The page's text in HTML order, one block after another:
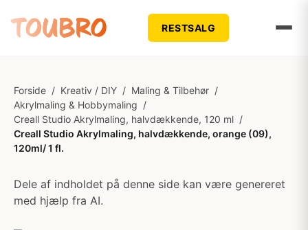
RESTSALG
Forside / Kreativ / DIY / Maling & Tilbehør /
Akrylmaling & Hobbymaling /
Creall Studio Akrylmaling, halvdækkende, 120 ml /
Creall Studio Akrylmaling, halvdækkende, orange (09),
120ml/ 1 fl.
Dele af indholdet på denne side kan være genereret
med hjælp fra AI.